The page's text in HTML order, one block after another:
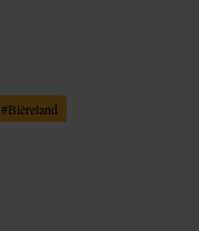
#Bièreland